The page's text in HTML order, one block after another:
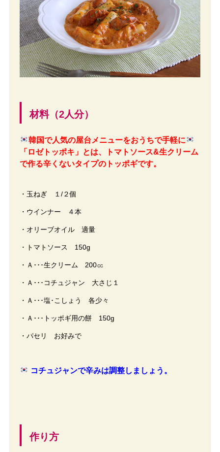
材料（2人分）
韓国で人気の屋台メニューをおうちで手軽に
「ロゼトッポキ」とは、トマトソース&生クリーム
で作る辛くないタイプのトッポギです。
・玉ねぎ １/２個
・ウインナー ４本
・オリーブオイル 適量
・トマトソース 150g
・Ａ･･･生クリーム 200㏄
・Ａ･･･コチュジャン 大さじ１
・Ａ･･･塩･こしょう 各少々
・Ａ･･･トッポギ用の餅 150g
・パセリ お好みで
コチュジャンで辛みは調整しましょう。
作り方